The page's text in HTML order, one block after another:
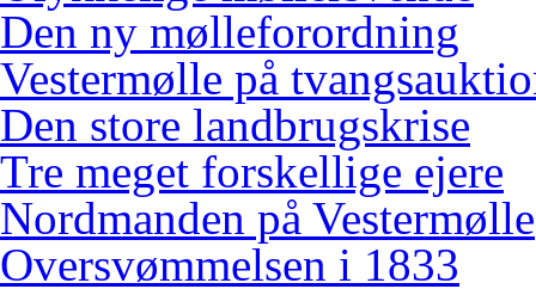
Den ny mølleforordning
Vestermølle på
Den store landbrugskrise
Tre meget forskellige ejere
Nordmanden på Vestermølle
Oversvømmelsen i 1833